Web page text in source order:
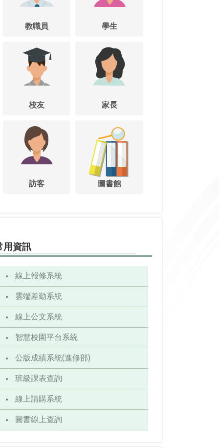
教職員 學生
校友 家長
訪客 圖書館
用資訊
線上報修系統
雲端差勤系統
線上公文系統
智慧校園平台系統
公版成績系統(進修部)
班級課表查詢
線上請購系統
圖書線上查詢